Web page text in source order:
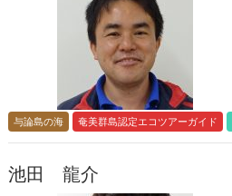
与論島の海 奄美群島認定エコツアーガイド
池田 龍介